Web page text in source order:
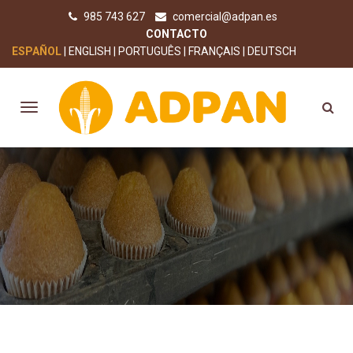
985 743 627
comercial@adpan.es
CONTACTO
ESPAÑOL
ENGLISH PORTUGUÊS FRANÇAIS DEUTSCH